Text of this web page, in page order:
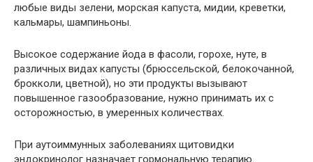
любые виды зелени, морская капуста, мидии, креветки,
кальмары, шампиньоны.
Высокое содержание йода в фасоли, горохе, нуте, в
различных видах капусты (брюссельской, белокочанной,
брокколи, цветной), но эти продукты вызывают
повышенное газообразование, нужно принимать их с
осторожностью, в умеренных количествах.
При аутоиммунных заболеваниях щитовидки
эндокринолог назначает гормональную терапию.